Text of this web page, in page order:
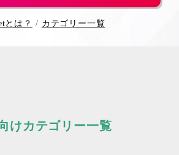
とは？ カテゴリー一覧
けカテゴリー一覧